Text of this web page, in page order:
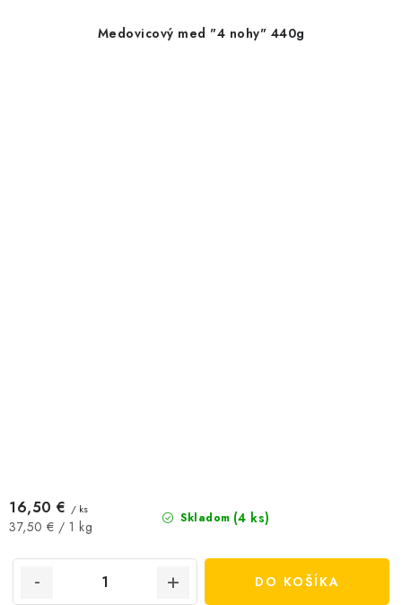
Medovicový med "4 nohy" 440g
Skladom (4 ks)
16,50 € / ks
Jednotková
37,50 € / 1 kg
DO KOŠÍKA